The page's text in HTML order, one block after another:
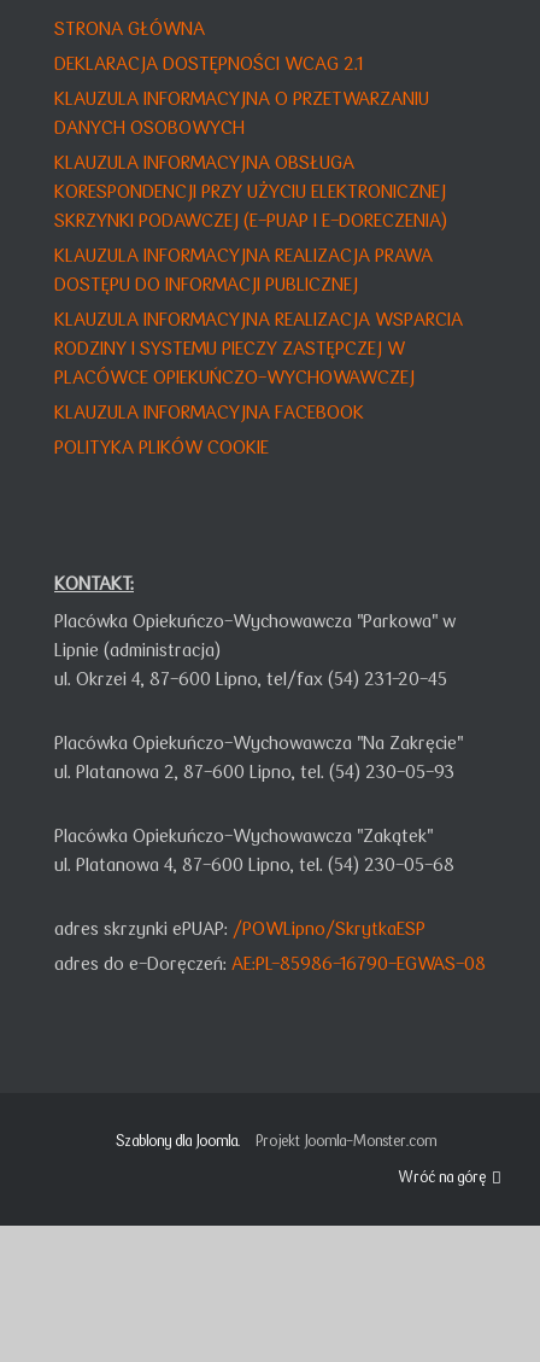
STRONA GŁÓWNA
DEKLARACJA DOSTĘPNOŚCI WCAG 2.1
KLAUZULA INFORMACYJNA O PRZETWARZANIU
DANYCH OSOBOWYCH
KLAUZULA INFORMACYJNA OBSŁUGA
KORESPONDENCJI PRZY UŻYCIU ELEKTRONICZNEJ
SKRZYNKI PODAWCZEJ (E-PUAP I E-DORECZENIA)
KLAUZULA INFORMACYJNA REALIZACJA PRAWA
DOSTĘPU DO INFORMACJI PUBLICZNEJ
KLAUZULA INFORMACYJNA REALIZACJA WSPARCIA
RODZINY I SYSTEMU PIECZY ZASTĘPCZEJ W
PLACÓWCE OPIEKUŃCZO-WYCHOWAWCZEJ
KLAUZULA INFORMACYJNA FACEBOOK
POLITYKA PLIKÓW COOKIE
KONTAKT:
Placówka Opiekuńczo-Wychowawcza "Parkowa" w
Lipnie (administracja)
ul. Okrzei 4, 87-600 Lipno, tel/fax (54) 231-20-45
Placówka Opiekuńczo-Wychowawcza "Na Zakręcie"
ul. Platanowa 2, 87-600 Lipno, tel. (54) 230-05-93
Placówka Opiekuńczo-Wychowawcza "Zakątek"
ul. Platanowa 4, 87-600 Lipno, tel. (54) 230-05-68
adres skrzynki ePUAP: /POWLipno/SkrytkaESP
adres do e-Doręczeń: AE:PL-85986-16790-EGWAS-08
Szablony dla Joomla.
Projekt Joomla-Monster.com
Wróć na górę